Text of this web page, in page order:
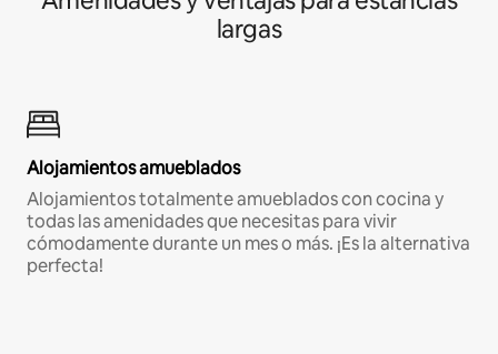
largas
Alojamientos amueblados
Alojamientos totalmente amueblados con cocina y
todas las amenidades que necesitas para vivir
cómodamente durante un mes o más. ¡Es la alternativa
perfecta!